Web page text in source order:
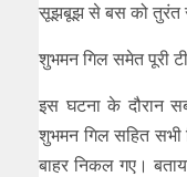
सूझबूझ से बस को तुरंत
शुभमन गिल समेत पूरी
इस घटना के दौरान
शुभमन गिल सहित
बाहर निकल गए।